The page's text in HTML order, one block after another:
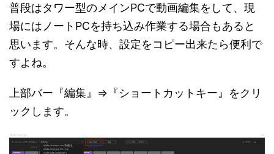
普段はタワー型のメインPCで動画編集をして、現
場にはノートPCを持ち込み作業する場合もあると
思います。そんな時、設定をコピー出来たら便利で
すよね。
上部バー『編集』⇒『ショートカットキー』をクリ
ックします。